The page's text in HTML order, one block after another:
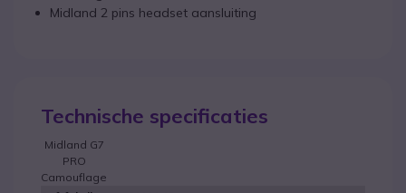
Midland 2 pins headset aansluiting
Technische specificaties
Midland G7
PRO
Camouflage